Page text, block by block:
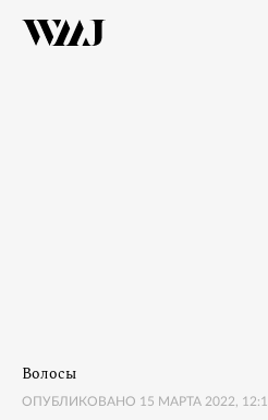
Волосы
ОПУБЛИКОВАНО 15 МАРТА 2022,